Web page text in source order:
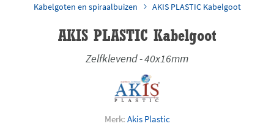
Kabelgoten en spiraalbuizen
AKIS PLASTIC Kabelgoot
AKIS PLASTIC Kabelgoot
Zelfklevend - 40x16mm
Merk: Akis Plastic